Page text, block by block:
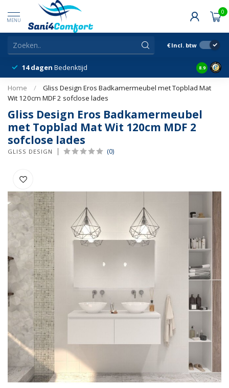
MENU
0
€ Incl. btw
14 dagen Bedenktijd Snelle
8.9
Home /
Gliss Design Eros Badkamermeubel met Topblad Mat
Wit 120cm MDF 2 sofclose lades
Gliss Design Eros Badkamermeubel
met Topblad Mat Wit 120cm MDF 2
sofclose lades
GLISS DESIGN (0)